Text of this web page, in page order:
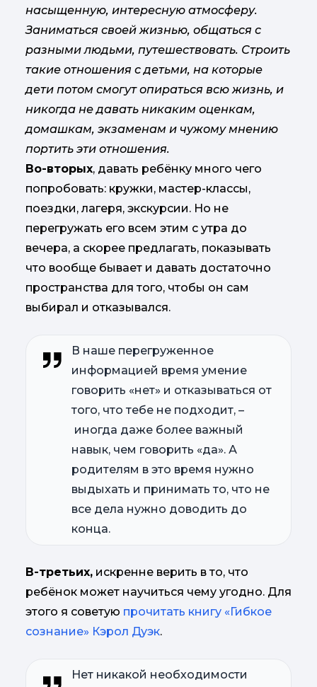
насыщенную, интересную атмосферу.
Заниматься своей жизнью, общаться с
разными людьми, путешествовать. Строить
такие отношения с детьми, на которые
дети потом смогут опираться всю жизнь, и
никогда не давать никаким оценкам,
домашкам, экзаменам и чужому мнению
портить эти отношения.
Во-вторых, давать ребёнку много чего
попробовать: кружки, мастер-классы,
поездки, лагеря, экскурсии. Но не
перегружать его всем этим с утра до
вечера, а скорее предлагать, показывать
что вообще бывает и давать достаточно
пространства для того, чтобы он сам
выбирал и отказывался.
В наше перегруженное
информацией время умение
говорить «нет» и отказываться от
того, что тебе не подходит, –
иногда даже более важный
навык, чем говорить «да». А
родителям в это время нужно
выдыхать и принимать то, что не
все дела нужно доводить до
конца.
В-третьих, искренне верить в то, что
ребёнок может научиться чему угодно. Для
этого я советую прочитать книгу «Гибкое
сознание» Кэрол Дуэк.
Нет никакой необходимости